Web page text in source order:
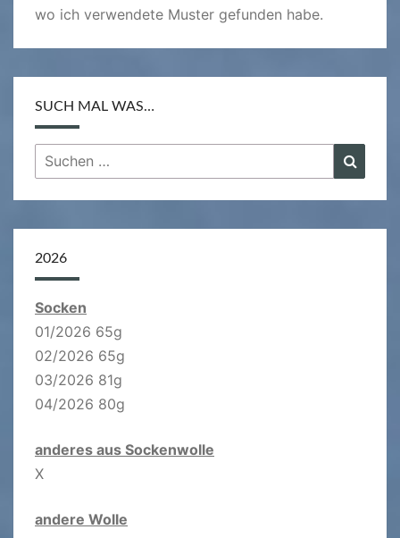
wo ich verwendete Muster gefunden habe.
SUCH MAL WAS…
Suchen
nach:
2026
Socken
01/2026 65g
02/2026 65g
03/2026 81g
04/2026 80g
anderes aus Sockenwolle
X
andere Wolle